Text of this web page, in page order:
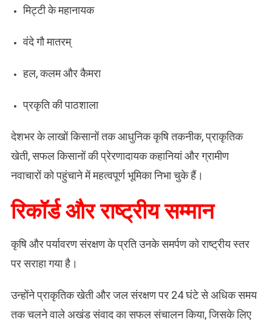
मिट्टी के महानायक
वंदे गौ मातरम्
हल, कलम और कैमरा
प्रकृति की पाठशाला
देशभर के लाखों किसानों तक आधुनिक कृषि तकनीक, प्राकृतिक
खेती, सफल किसानों की प्रेरणादायक कहानियां और ग्रामीण
नवाचारों को पहुंचाने में महत्वपूर्ण भूमिका निभा चुके हैं।
रिकॉर्ड और राष्ट्रीय सम्मान
कृषि और पर्यावरण संरक्षण के प्रति उनके समर्पण को राष्ट्रीय स्तर
पर सराहा गया है।
उन्होंने प्राकृतिक खेती और जल संरक्षण पर 24 घंटे से अधिक समय
तक चलने वाले अखंड संवाद का सफल संचालन किया, जिसके लिए